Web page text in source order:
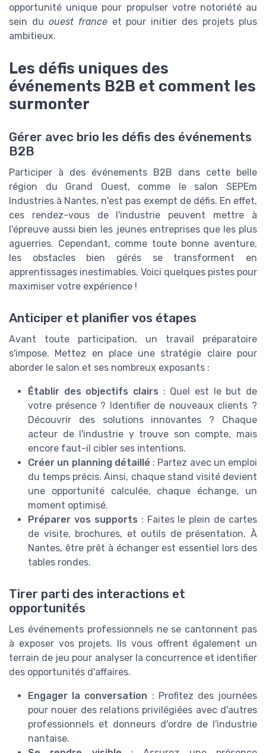
opportunité unique pour propulser votre notoriété au
sein du ouest franceet pour initier des projets plus
ambitieux.
Les défis uniques des
événements B2B et comment les
surmonter
Gérer avec brio les défis des événements
B2B
Participer à des événements B2B dans cette belle
région du Grand Ouest, comme le salon SEPEm
Industries à Nantes, n'est pas exempt de défis. En effet,
ces rendez-vous de l'industrie peuvent mettre à
l'épreuve aussi bien les jeunes entreprises que les plus
aguerries. Cependant, comme toute bonne aventure,
les obstacles bien gérés se transforment en
apprentissages inestimables. Voici quelques pistes pour
maximiser votre expérience !
Anticiper et planifier vos étapes
Avant toute participation, un travail préparatoire
s'impose. Mettez en place une stratégie claire pour
aborder le salon et ses nombreux exposants :
Établir des objectifs clairs : Quel est le but de
votre présence ? Identifier de nouveaux clients ?
Découvrir des solutions innovantes ? Chaque
acteur de l'industrie y trouve son compte, mais
encore faut-il cibler ses intentions.
Créer un planning détaillé : Partez avec un emploi
du temps précis. Ainsi, chaque stand visité devient
une opportunité calculée, chaque échange, un
moment optimisé.
Préparer vos supports : Faites le plein de cartes
de visite, brochures, et outils de présentation. À
Nantes, être prêt à échanger est essentiel lors des
tables rondes.
Tirer parti des interactions et
opportunités
Les événements professionnels ne se cantonnent pas
à exposer vos projets. Ils vous offrent également un
terrain de jeu pour analyser la concurrence et identifier
des opportunités d'affaires.
Engager la conversation : Profitez des journées
pour nouer des relations privilégiées avec d'autres
professionnels et donneurs d'ordre de l'industrie
nantaise.